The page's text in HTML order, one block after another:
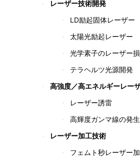
レーザー技術開発
LD励起固体レーザー
太陽光励起レーザー
光学素子のレーザー
テラヘルツ光源開発
高強度／高エネルギーレー
レーザー誘雷
高輝度ガンマ線の発
レーザー加工技術
フェムト秒レーザー